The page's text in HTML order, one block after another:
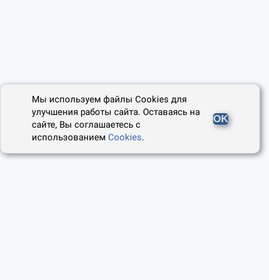
Мы используем файлы Cookies для
улучшения работы сайта. Оставаясь на
сайте, Вы соглашаетесь с
использованиемCookies.
OK